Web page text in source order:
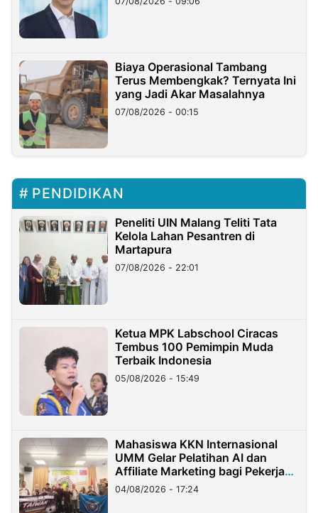
Miliar
Biaya Operasional Tambang
Terus Membengkak? Ternyata Ini
yang Jadi Akar Masalahnya
07/08/2026 - 00:15
PENDIDIKAN
Peneliti UIN Malang Teliti Tata
Kelola Lahan Pesantren di
Martapura
07/08/2026 - 22:01
Ketua MPK Labschool Ciracas
Tembus 100 Pemimpin Muda
Terbaik Indonesia
05/08/2026 - 15:49
Mahasiswa KKN Internasional
UMM Gelar Pelatihan AI dan
Affiliate Marketing bagi Pekerja
Migran Indonesia di Taiwan
04/08/2026 - 17:24